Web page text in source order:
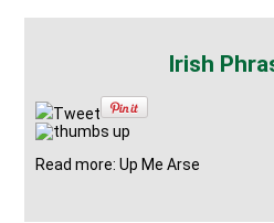
Tweet
Read more: Up Me Arse